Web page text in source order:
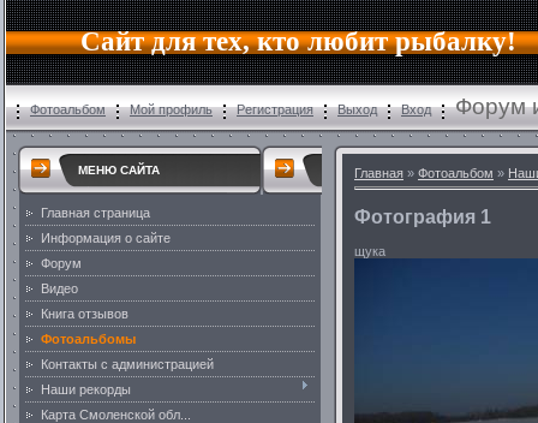
Сайт для тех, кто любит рыбалку!
Фотоальбом Мой профиль Регистрация Выход Вход Форум
МЕНЮ САЙТА
Главная страница
Информация о сайте
Форум
Видео
Книга отзывов
Фотоальбомы
Контакты с администрацией
Наши рекорды
Карта Смоленской обл...
Главная » Фотоальбом »
Фотография 1
щука